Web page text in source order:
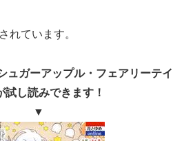
れています。
ュガーアップル・フェアリーテイ
試し読みできます！
▼